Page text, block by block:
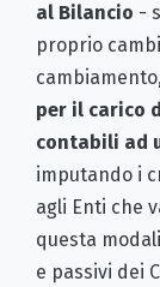
al Bilancio -
proprio
per il carico
contabili ad
imputando i
agli Enti che
questa
e passivi dei